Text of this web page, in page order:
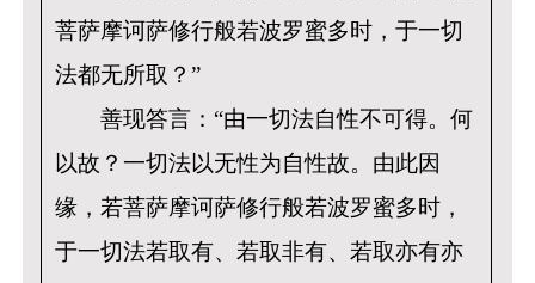
菩萨摩诃萨修行般若波罗蜜多时，于一切
法都无所取？”
善现答言：“由一切法自性不可得。何
以故？一切法以无性为自性故。由此因
缘，若菩萨摩诃萨修行般若波罗蜜多时，
于一切法若取有、若取非有、若取亦有亦